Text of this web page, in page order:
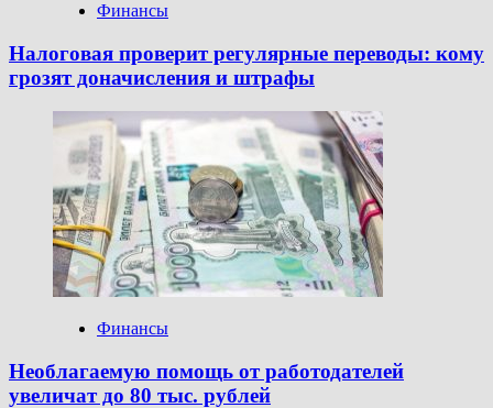
Финансы
Налоговая проверит регулярные переводы: кому
грозят доначисления и штрафы
Финансы
Необлагаемую помощь от работодателей
увеличат до 80 тыс. рублей